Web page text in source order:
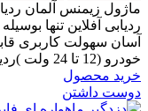
ماژول زیمنس آلمان
ردیابی آفلاین تنها
آسان سهولت کاربری
خودرو (12 تا 24 ولت )ردیابی...
خرید محصول
دوست داشتن